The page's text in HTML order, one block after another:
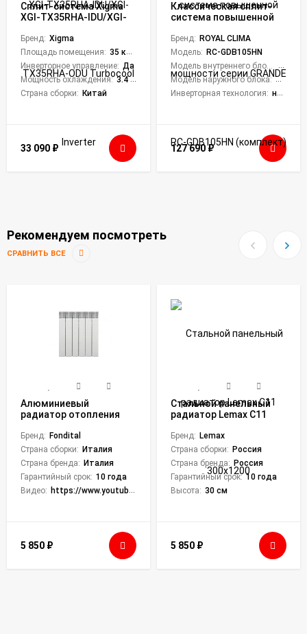
Сплит-система Xigma
XGI-TX35RHA-IDU/XGI-
Turbocool Inverter
Бренд: Xigma
Площадь помещения: 35 кв. м.
Инверторное управление: Да
Мощность охлаждения: 3.4 кВт
Страна сборки: Китай
33 090 ₽
Классическая сплит-
система повышенной
GRANDE RC-GDB105HN
(комплект)
Бренд: ROYAL CLIMA
Модель: RC-GDB105HN
Модель внутреннего блока:
RC-
Модель наружного блока: RC-
Инверторная технология: нет
127 690₽
Рекомендуем посмотреть
СРАВНИТЬ ВСЕ
Алюминиевый
радиатор отопления
Exclusivo D3 Plus 6
секций
Бренд: Fondital
Страна сборки: Италия
Страна бренда: Италия
Гарантийный срок: 10 года
Видео: https://www.youtube.com/embed/Iiyvzh2jHQY,https://www.youtube.com/embed/Iiyvzh2jHQY
5 850 ₽
Стальной панельный
радиатор Lemax C11
Бренд: Lemax
Страна сборки: Россия
Страна бренда: Россия
Гарантийный срок: 10 года
Высота: 30 см
5 850 ₽